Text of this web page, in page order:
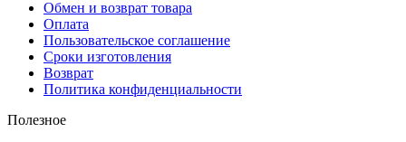
Обмен и возврат товара
Оплата
Пользовательское соглашение
Сроки изготовления
Возврат
Политика конфиденциальности
Полезное